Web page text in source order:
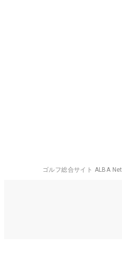
ゴルフ総合サイト ALBA Net